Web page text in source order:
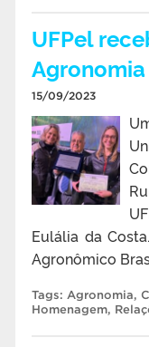
UFPel
Agronomia
15/09/2023
Eulália da
Agronômico
Tags: Agronomia,
Homenagem,